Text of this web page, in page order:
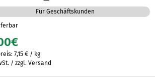
Für Geschäftskunden
€
7,15 € / kg
/ zzgl. Versand